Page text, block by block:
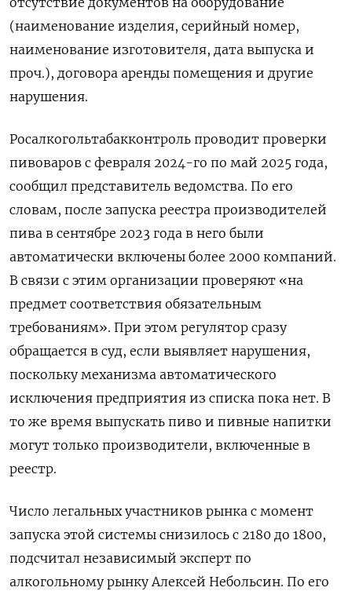
(наименование изделия, серийный номер,
наименование изготовителя, дата выпуска и
проч.), договора аренды помещения и другие
нарушения.
Росалкогольтабакконтроль проводит проверки
пивоваров с февраля 2024-го по май 2025 года,
сообщил представитель ведомства. По его
словам, после запуска реестра производителей
пива в сентябре 2023 года в него были
автоматически включены более 2000 компаний.
В связи с этим организации проверяют «на
предмет соответствия обязательным
требованиям». При этом регулятор сразу
обращается в суд, если выявляет нарушения,
поскольку механизма автоматического
исключения предприятия из списка пока нет. В
то же время выпускать пиво и пивные напитки
могут только производители, включенные в
реестр.
Число легальных участников рынка с момент
запуска этой системы снизилось с 2180 до 1800,
подсчитал независимый эксперт по
алкогольному рынку Алексей Небольсин. По его